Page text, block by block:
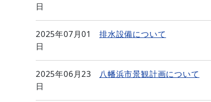
日
2025年07月01
日
排水設備について
2025年06月23
日
八幡浜市景観計画について